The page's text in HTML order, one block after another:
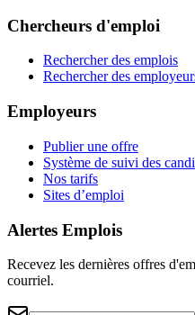
Chercheurs d'emploi
Rechercher des emplois
Rechercher des
Employeurs
Publier une offre
Système de suivi des
Nos tarifs
Sites d’emploi
Alertes Emplois
Recevez les dernières offres
courriel.